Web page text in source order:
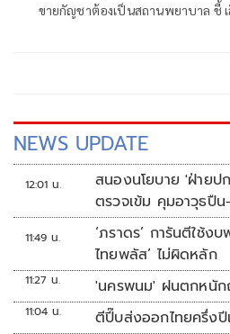
ขายกัญชาต้องเป็นสถานพยาบาล ชี้ เ
NEWS UPDATE
12:01 น.
สนองนโยบาย 'ฝ่าย
ตรวจเข้ม คุมอาวุธปื
11:49 น.
‘ภราดร’ การันตีใช้งบ
ไทยพลัส’ ไม่ผิดหลัก
11:27 น. 'นครพนม' ฝนตกหนัก
11:04 น. ตีปี๊บส่งออกไทยครึ่งปี